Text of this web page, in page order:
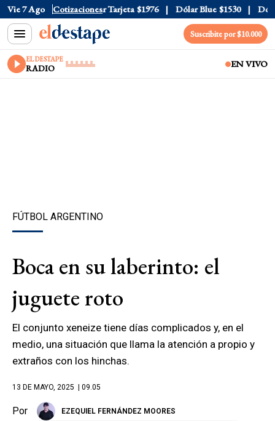
Vie 7 Ago Cotizaciones
$1520 Dólar Tarjeta $1976 Dólar Blue $1530 Dólar
Suscribite por $10.000
EL DESTAPE
RADIO EN VIVO
FÚTBOL ARGENTINO
Boca en su laberinto: el
juguete roto
El conjunto xeneize tiene días complicados y, en el
medio, una situación que llama la atención a propio y
extraños con los hinchas.
13 DE MAYO, 2025 | 09.05
Por EZEQUIEL FERNÁNDEZ MOORES